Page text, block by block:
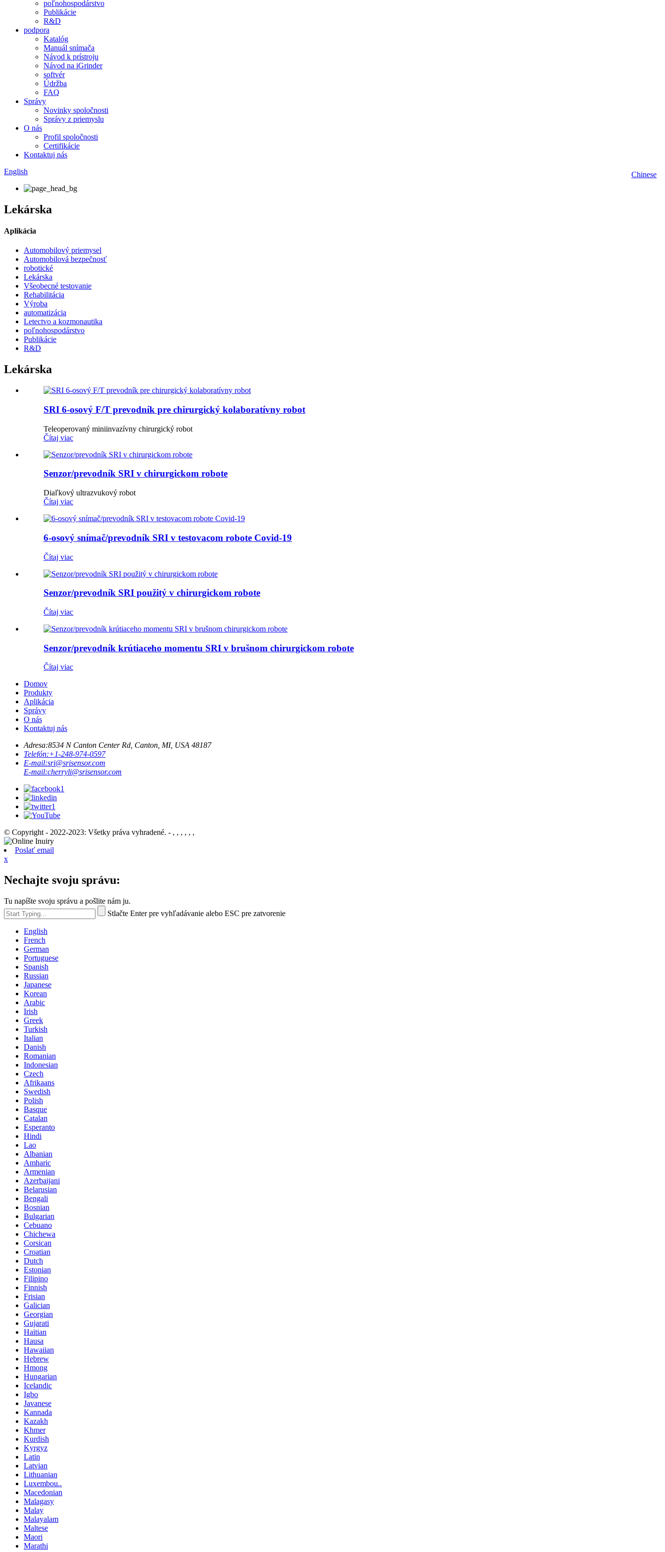
poľnohospodárstvo
Publikácie
R&D
podpora
Katalóg
Manuál snímača
Návod k prístroju
Návod na iGrinder
softvér
Údržba
FAQ
Správy
Novinky spoločnosti
Správy z priemyslu
O nás
Profil spoločnosti
Certifikácie
Kontaktuj nás
Chinese
English
Lekárska
Aplikácia
Automobilový priemysel
Automobilová bezpečnosť
robotické
Lekárska
Všeobecné testovanie
Rehabilitácia
Výroba
automatizácia
Letectvo a kozmonautika
poľnohospodárstvo
Publikácie
R&D
Lekárska
SRI 6-osový F/T prevodník pre chirurgický kolaboratívny robot
Teleoperovaný miniinvazívny chirurgický robot
Čítaj viac
Senzor/prevodník SRI v chirurgickom robote
Diaľkový ultrazvukový robot
Čítaj viac
6-osový snímač/prevodník SRI v testovacom robote Covid-19
Čítaj viac
Senzor/prevodník SRI použitý v chirurgickom robote
Čítaj viac
Senzor/prevodník krútiaceho momentu SRI v brušnom chirurgickom robote
Čítaj viac
Domov
Produkty
Aplikácia
Správy
O nás
Kontaktuj nás
Adresa:8534 N Canton Center Rd, Canton, MI, USA 48187
Telefón:+1-248-974-0597
E-mail:sri@srisensor.com
E-mail:cherryli@srisensor.com
© Copyright - 2022-2023: Všetky práva vyhradené. - , , , , , ,
Poslať email
x
Nechajte svoju správu:
Tu napíšte svoju správu a pošlite nám ju.
Stlačte Enter pre vyhľadávanie alebo ESC pre zatvorenie
English
French
German
Portuguese
Spanish
Russian
Japanese
Korean
Arabic
Irish
Greek
Turkish
Italian
Danish
Romanian
Indonesian
Czech
Afrikaans
Swedish
Polish
Basque
Catalan
Esperanto
Hindi
Lao
Albanian
Amharic
Armenian
Azerbaijani
Belarusian
Bengali
Bosnian
Bulgarian
Cebuano
Chichewa
Corsican
Croatian
Dutch
Estonian
Filipino
Finnish
Frisian
Galician
Georgian
Gujarati
Haitian
Hausa
Hawaiian
Hebrew
Hmong
Hungarian
Icelandic
Igbo
Javanese
Kannada
Kazakh
Khmer
Kurdish
Kyrgyz
Latin
Latvian
Lithuanian
Luxembou..
Macedonian
Malagasy
Malay
Malayalam
Maltese
Maori
Marathi